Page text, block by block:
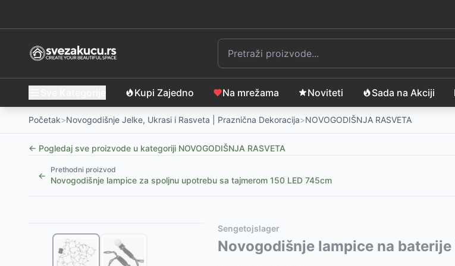
Kupi Zajedno Na mrežama Noviteti Sada na Akciji
Početak>Novogodišnje Jelke, Ukrasi i Rasveta | Praznična Dekoracija>NOVOGODIŠNJA RASVETA
← Pogledaj sve proizvode u kategoriji NOVOGODIŠNJA RASVETA
←
Prethodni proizvod
Novogodišnje lampice za spoljnu upotrebu sa tajmerom 150 LED 745cm
Lampice za jelku sa 200 toplo belih LED dioda 20m 220V Za spoljnu i unutrašnju upotrebu-
Lampice za jelku sa 200 višebojnih LED dioda 20m 220V Za spoljnu i unutrašnju upotrebu
-
Ovaj proizvod nije dostupan, pogledajte slične proizvode:
Novogodišnje lampice sa solarnim napajanjem
1099
Sengetojslager
Novogodišnje lampice na